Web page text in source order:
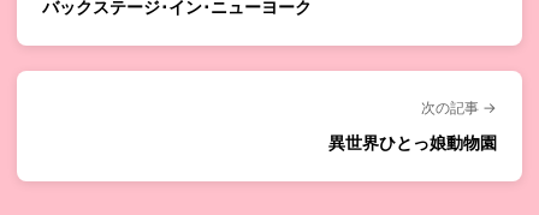
バックステージ･イン･ニューヨーク
次の記事 →
異世界ひとっ娘動物園